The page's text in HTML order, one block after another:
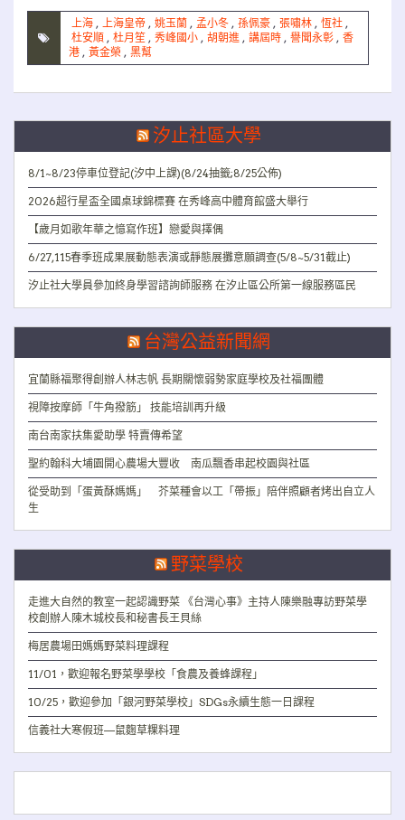
上海 , 上海皇帝 , 姚玉蘭 , 孟小冬 , 孫佩豪 , 張嘯林 , 恆社 ,
杜安順 , 杜月笙 , 秀峰國小 , 胡朝進 , 講屆時 , 譽聞永彰 , 香
港 , 黃金榮 , 黑幫
汐止社區大學
8/1~8/23停車位登記(汐中上課)(8/24抽籤;8/25公佈)
2026超行星盃全國桌球錦標賽 在秀峰高中體育館盛大舉行
【歲月如歌年華之憶寫作班】戀愛與擇偶
6/27,115春季班成果展動態表演或靜態展攤意願調查(5/8~5/31截止)
汐止社大學員參加終身學習諮詢師服務 在汐止區公所第一線服務區民
台灣公益新聞網
宜蘭縣福聚得創辦人林志帆 長期關懷弱勢家庭學校及社福團體
視障按摩師「牛角撥筋」 技能培訓再升級
南台南家扶集愛助學 特賣傳希望
聖約翰科大埔園開心農場大豐收 南瓜飄香串起校園與社區
從受助到「蛋黃酥媽媽」 芥菜種會以工「帶振」陪伴照顧者烤出自立人
生
野菜學校
走進大自然的教室一起認識野菜 《台灣心事》主持人陳樂融專訪野菜學
校創辦人陳木城校長和秘書長王貝絲
梅居農場田媽媽野菜料理課程
11/01，歡迎報名野菜學學校「食農及養蜂課程」
10/25，歡迎參加「銀河野菜學校」SDGs永續生態一日課程
信義社大寒假班—鼠麴草粿料理